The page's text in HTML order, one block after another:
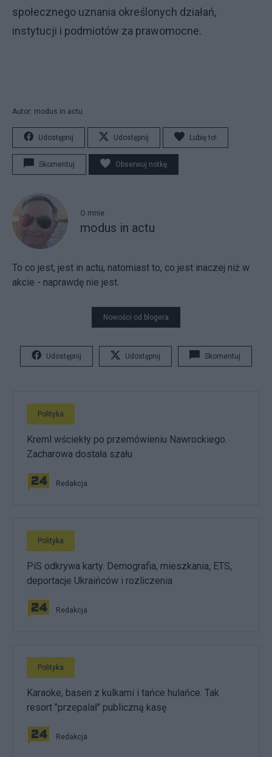
społecznego uznania określonych działań,
instytucji i podmiotów za prawomocne.
Autor: modus in actu
Udostępnij Udostępnij Lubię to!
Skomentuj Obserwuj notkę
O mnie
modus in actu
To co jest, jest in actu, natomiast to, co jest inaczej niż w
akcie - naprawdę nie jest.
Nowości od blogera
Udostępnij Udostępnij Skomentuj
Polityka
Kreml wściekły po przemówieniu Nawrockiego.
Zacharowa dostała szału
Redakcja
Polityka
PiS odkrywa karty. Demografia, mieszkania, ETS,
deportacje Ukraińców i rozliczenia
Redakcja
Polityka
Karaoke, basen z kulkami i tańce hulańce. Tak
resort "przepalał" publiczną kasę
Redakcja